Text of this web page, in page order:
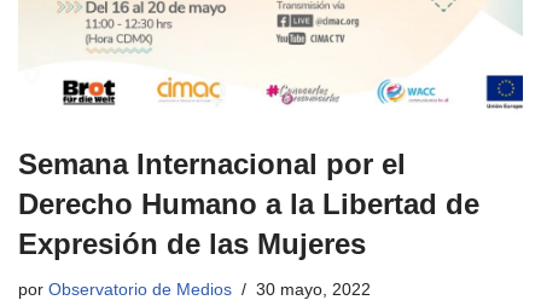
Semana Internacional por el
Derecho Humano a la Libertad de
Expresión de las Mujeres
por Observatorio de Medios 30 mayo, 2022